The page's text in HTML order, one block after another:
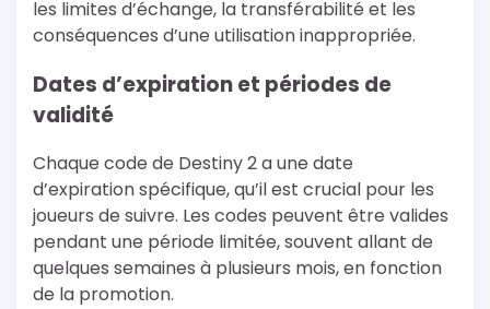
les limites d’échange, la transférabilité et les
conséquences d’une utilisation inappropriée.
Dates d’expiration et périodes de
validité
Chaque code de Destiny 2 a une date
d’expiration spécifique, qu’il est crucial pour les
joueurs de suivre. Les codes peuvent être valides
pendant une période limitée, souvent allant de
quelques semaines à plusieurs mois, en fonction
de la promotion.